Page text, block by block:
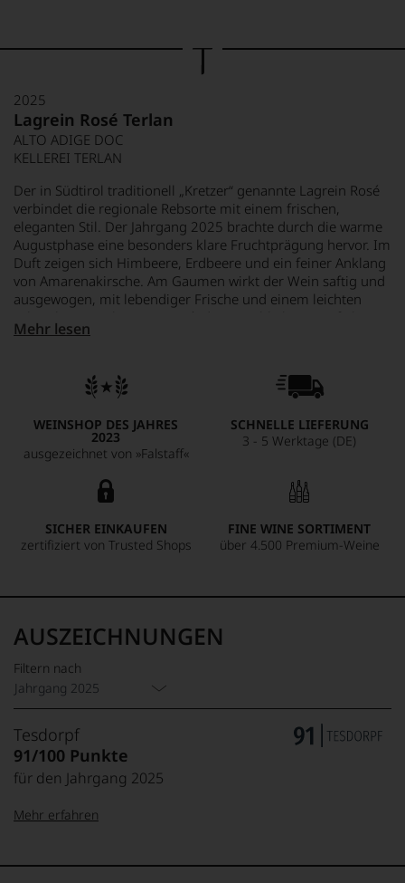
2025
Lagrein Rosé Terlan
ALTO ADIGE DOC
KELLEREI TERLAN
Der in Südtirol traditionell „Kretzer“ genannte Lagrein Rosé
verbindet die regionale Rebsorte mit einem frischen,
eleganten Stil. Der Jahrgang 2025 brachte durch die warme
Augustphase eine besonders klare Fruchtprägung hervor. Im
Duft zeigen sich Himbeere, Erdbeere und ein feiner Anklang
von Amarenakirsche. Am Gaumen wirkt der Wein saftig und
ausgewogen, mit lebendiger Frische und einem leichten
auch zu Gerichten wie Rindstatar oder Carpaccio
Mehr lesen
WEINSHOP DES JAHRES
2023
ausgezeichnet von »Falstaff«
SCHNELLE LIEFERUNG
3 - 5 Werktage (DE)
SICHER EINKAUFEN
zertifiziert von Trusted Shops
FINE WINE SORTIMENT
über 4.500 Premium-Weine
AUSZEICHNUNGEN
Filtern nach
Jahrgang 2025
Tesdorpf
91/100 Punkte
für den Jahrgang 2025
Mehr erfahren